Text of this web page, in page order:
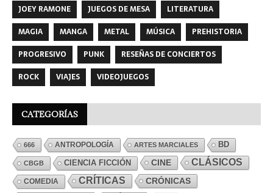
JOEY RAMONE
JUEGOS DE MESA
LITERATURA
MAGIA
MANGA METAL MÚSICA
PREHISTORIA
PROGRESIVO
PUNK
RESEÑAS DE CONCIERTOS
ROCK
VIAJES VIDEOJUEGOS
CATEGORÍAS
666 ANTROPOLOGÍA ARTES MARCIALES BD
CBGB CIENCIA FICCIÓN CINE CLÁSICOS
COMEDIA CRÍTICAS
CRÓNICAS